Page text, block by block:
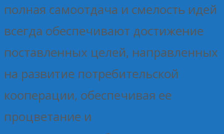
полная самоотдача и смелость идей
всегда обеспечивают достижение
поставленных целей, направленных
на развитие потребительской
кооперации, обеспечивая ее
процветание и